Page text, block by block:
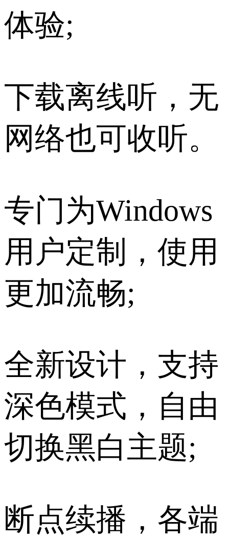
体验;
下载离线听，无
网络也可收听。
专门为Windows
用户定制，使用
更加流畅;
全新设计，支持
深色模式，自由
切换黑白主题;
断点续播，各端